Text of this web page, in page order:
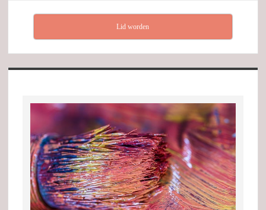
Lid worden